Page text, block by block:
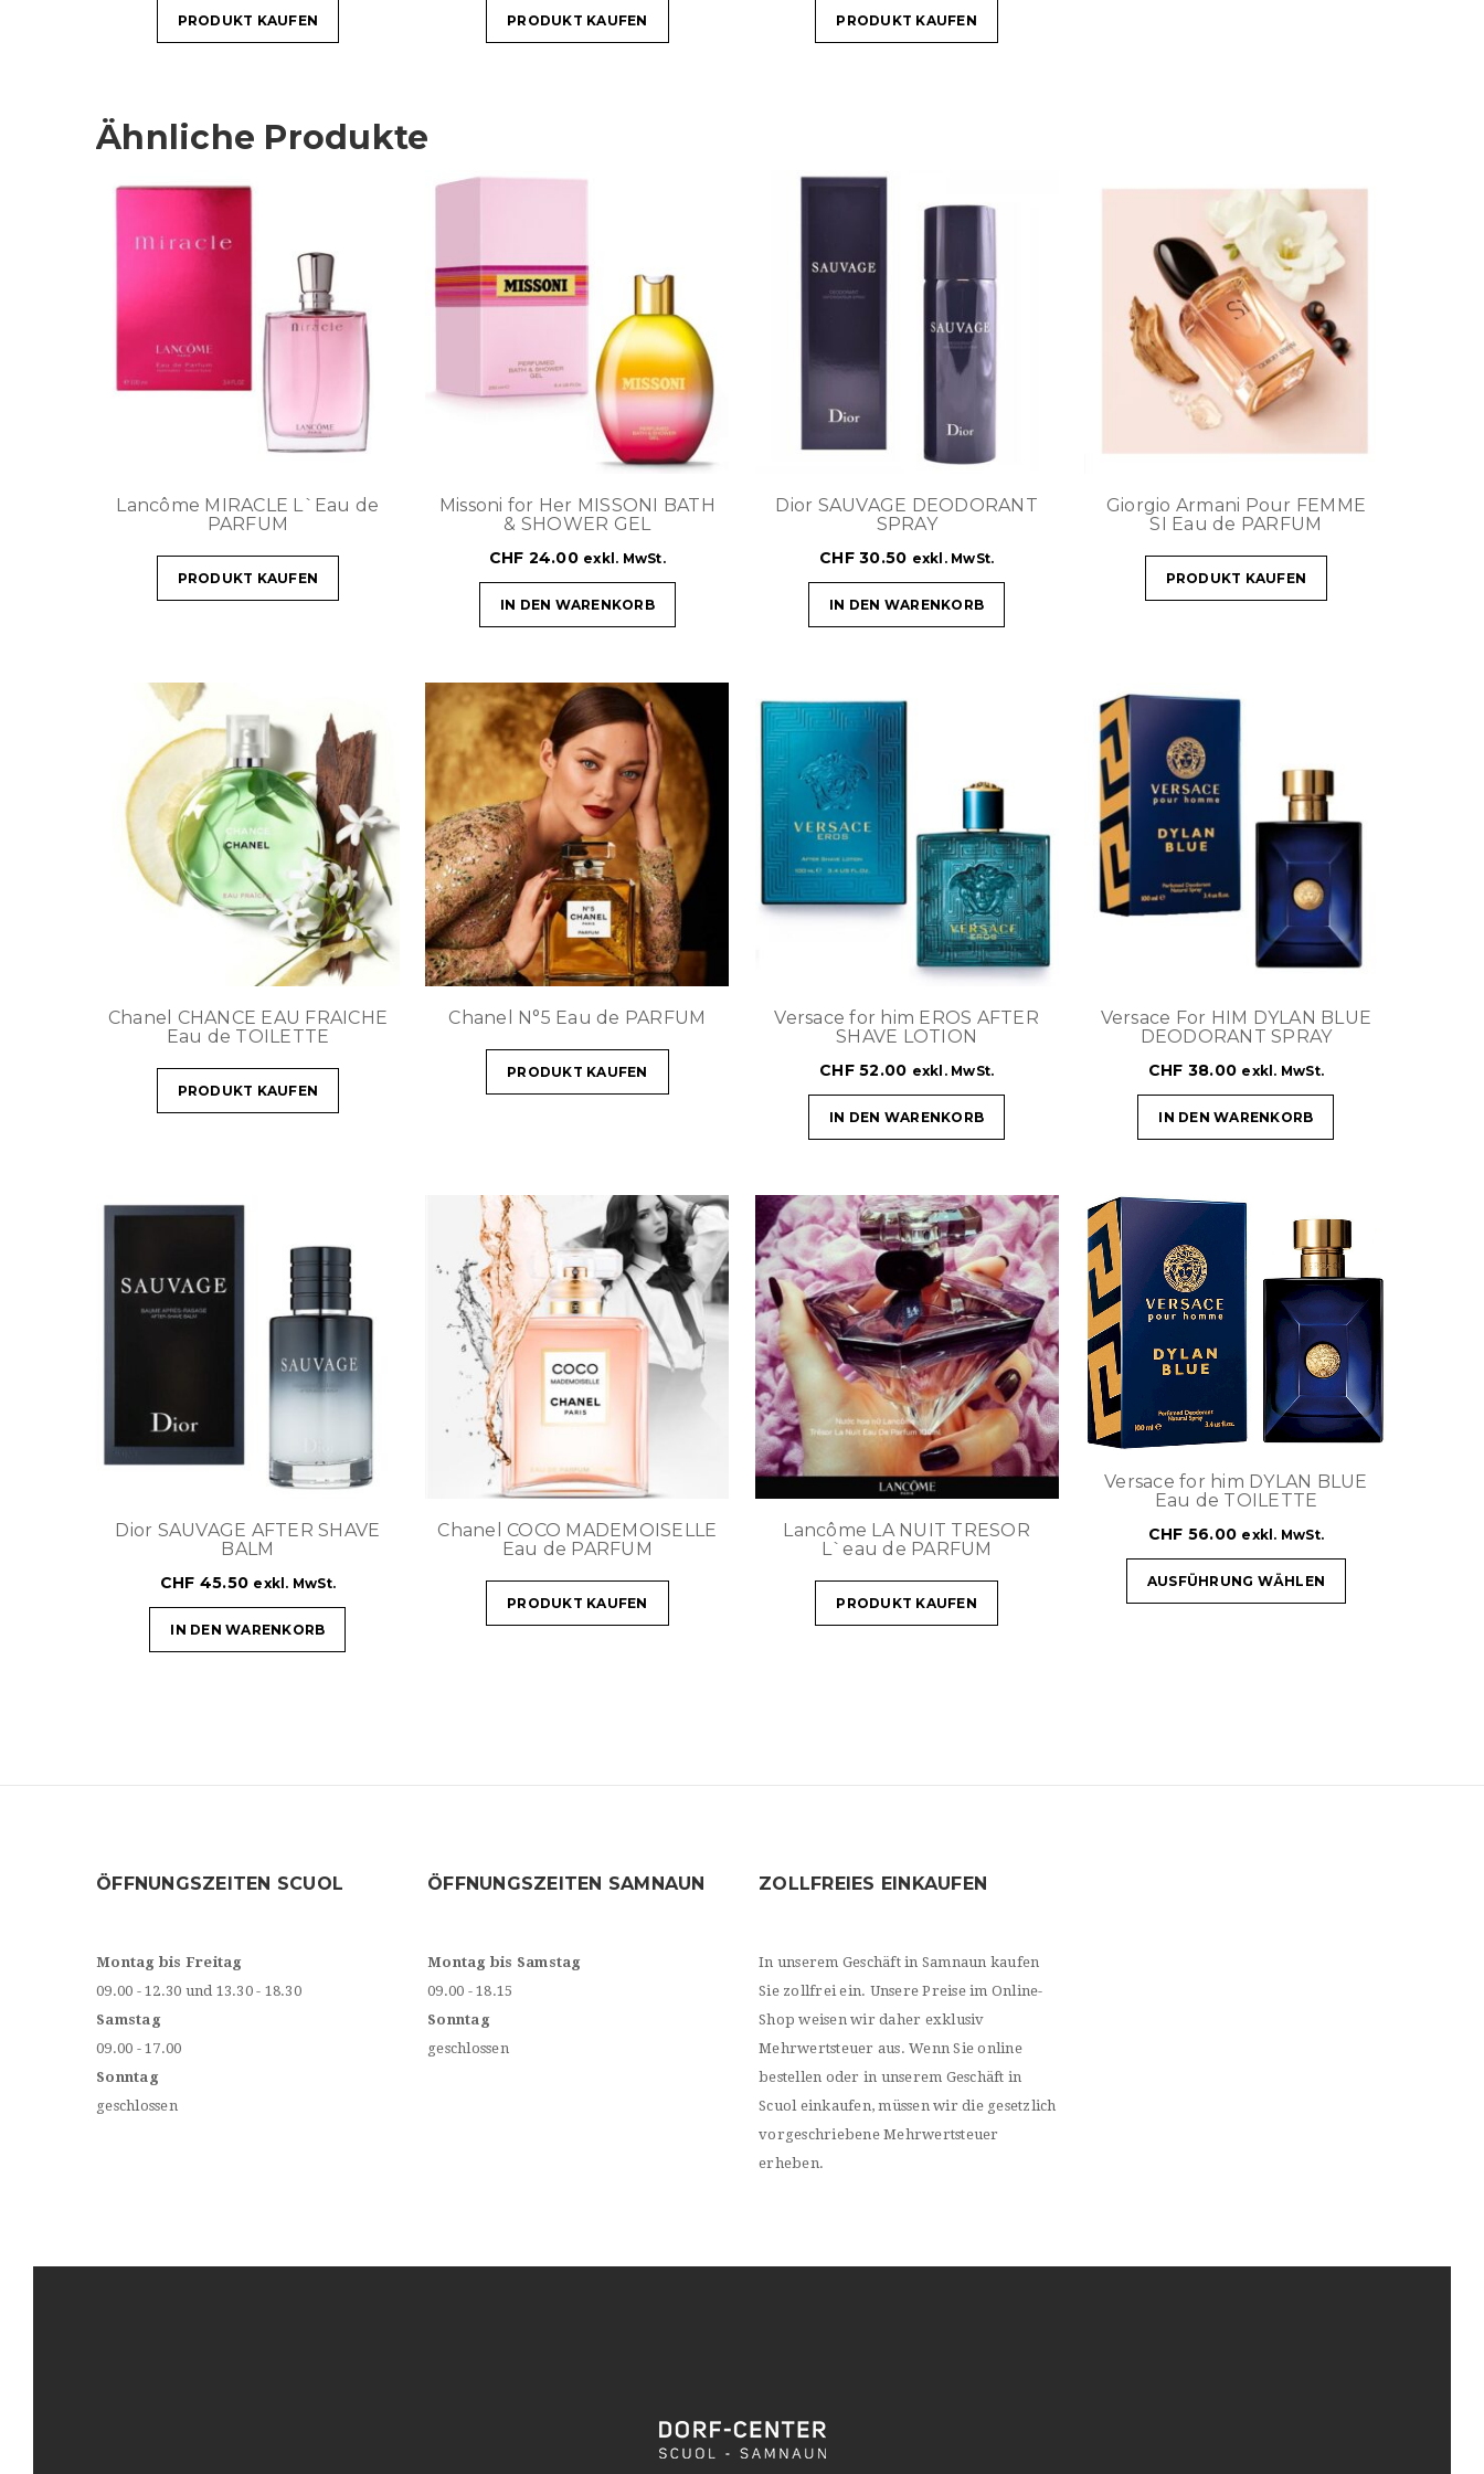
PRODUKT KAUFEN PRODUKT KAUFEN PRODUKT KAUFEN
Ähnliche Produkte
Lancôme MIRACLE L`Eau de
PARFUM
PRODUKT KAUFEN
Missoni for Her MISSONI BATH
& SHOWER GEL
CHF 24.00 exkl. MwSt.
IN DEN WARENKORB
Dior SAUVAGE DEODORANT
SPRAY
CHF30.50 exkl. MwSt.
IN DEN WARENKORB
Giorgio Armani Pour FEMME
SI Eau de PARFUM
PRODUKT KAUFEN
Chanel CHANCE EAU FRAICHE
Eau de TOILETTE
PRODUKT KAUFEN
Chanel N°5 Eau de PARFUM
PRODUKT KAUFEN
Versace for him EROS AFTER
SHAVE LOTION
CHF52.00 exkl. MwSt.
IN DEN WARENKORB
Versace For HIM DYLAN BLUE
DEODORANT SPRAY
CHF 38.00 exkl. MwSt.
IN DEN WARENKORB
Dior SAUVAGE AFTER SHAVE
BALM
CHF 45.50 exkl. MwSt.
IN DEN WARENKORB
Chanel COCO MADEMOISELLE
Eau de PARFUM
PRODUKT KAUFEN
Lancôme LA NUIT TRESOR
L`eau de PARFUM
PRODUKT KAUFEN
Versace for him DYLAN BLUE
Eau de TOILETTE
CHF 56.00 exkl. MwSt.
AUSFÜHRUNG WÄHLEN
ÖFFNUNGSZEITEN SCUOL
Montag bis Freitag
09.00 - 12.30 und 13.30 - 18.30
Samstag
09.00 - 17.00
Sonntag
geschlossen
ÖFFNUNGSZEITEN SAMNAUN
Montag bis Samstag
09.00 - 18.15
Sonntag
geschlossen
ZOLLFREIES EINKAUFEN
In unserem Geschäft in Samnaun kaufen
Sie zollfrei ein. Unsere Preise im Online-
Shop weisen wir daher exklusiv
Mehrwertsteuer aus. Wenn Sie online
bestellen oder in unserem Geschäft in
Scuol einkaufen, müssen wir die gesetzlich
vorgeschriebene Mehrwertsteuer
erheben.